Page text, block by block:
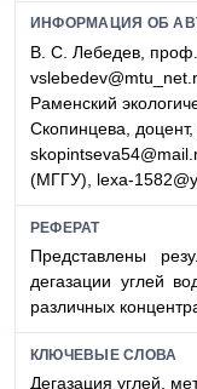
ИНФОРМАЦИЯ ОБ
В. С. Лебедев,
Раменский
Скопинцева, доцент,
(МГГУ), lexa-
РЕФЕРАТ
Представлены
дегазации углей
различных
КЛЮЧЕВЫЕ СЛОВА
Дегазация углей,